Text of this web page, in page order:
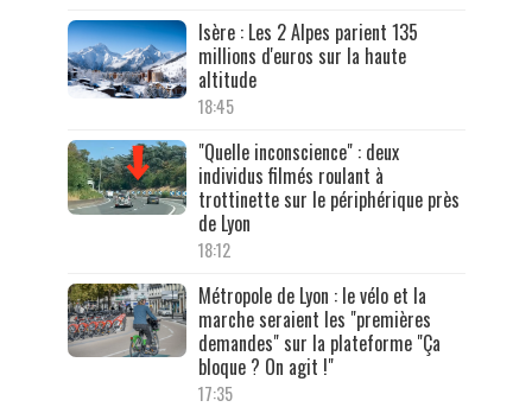
Isère : Les 2 Alpes parient 135
millions d'euros sur la haute
altitude
18:45
"Quelle inconscience" : deux
individus filmés roulant à
trottinette sur le périphérique près
de Lyon
18:12
Métropole de Lyon : le vélo et la
marche seraient les "premières
demandes" sur la plateforme "Ça
bloque ? On agit !"
17:35